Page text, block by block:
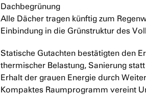
Dachbegrünung
Alle Dächer tragen künftig zum
Einbindung in die Grünstruktur des
Statische Gutachten bestätigten den
thermischer Belastung, Sanierung
Erhalt der grauen Energie durch
Kompaktes Raumprogramm vereint